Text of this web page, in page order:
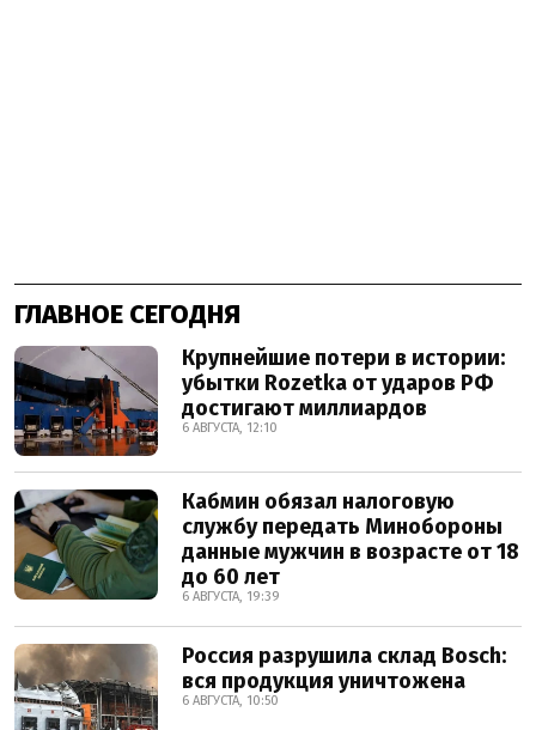
ГЛАВНОЕ СЕГОДНЯ
Крупнейшие потери в истории:
убытки Rozetka от ударов РФ
достигают миллиардов
6 АВГУСТА, 12:10
Кабмин обязал налоговую
службу передать Минобороны
данные мужчин в возрасте от 18
до 60 лет
6 АВГУСТА, 19:39
Россия разрушила склад Bosch:
вся продукция уничтожена
6 АВГУСТА, 10:50